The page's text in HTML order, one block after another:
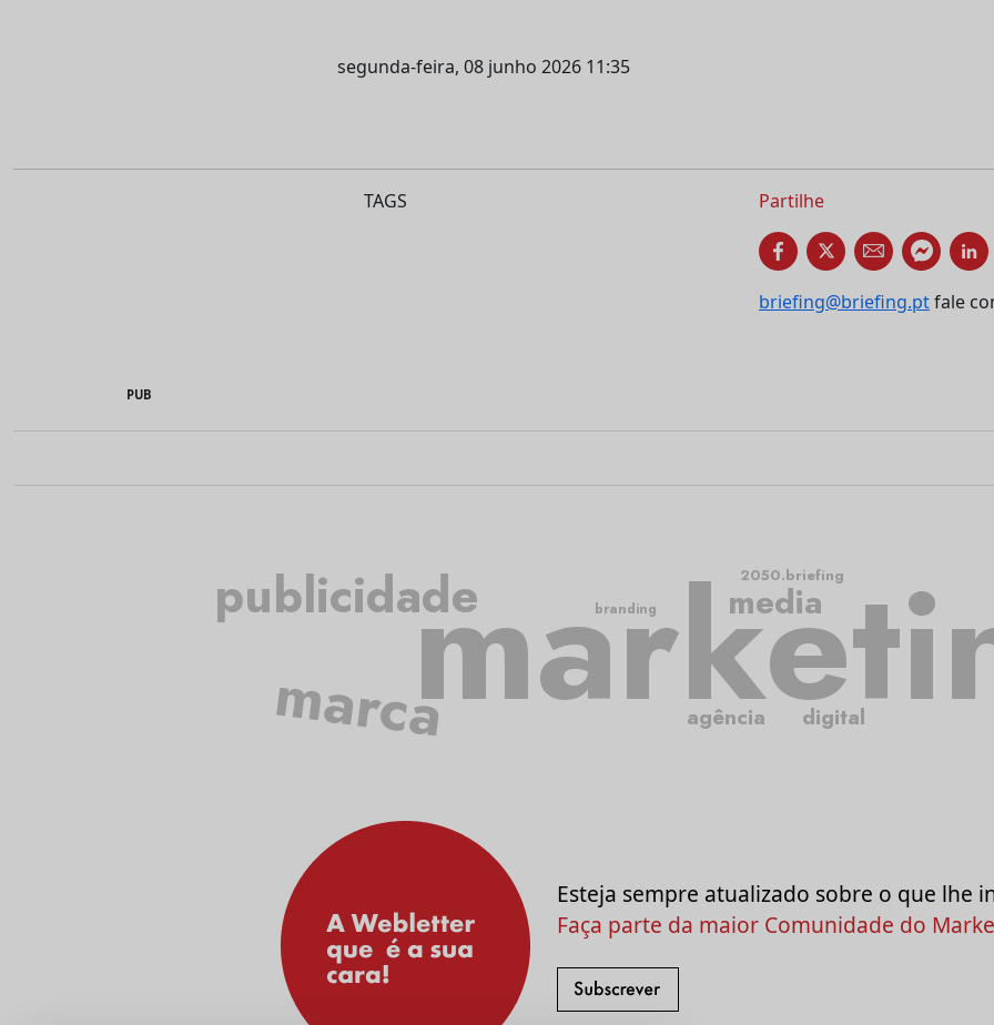
segunda-feira, 08 junho 2026 11:35
TAGS Partilhe
briefing@briefing.ptfale
PUB
publicidade
marca
media
agência digital
2050.briefing
branding
Esteja sempre atualizado sobre o que lhe
Faça parte da maior Comunidade do